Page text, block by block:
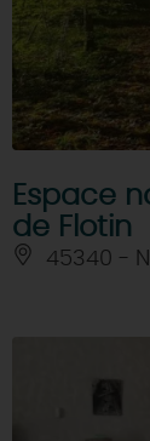
Espace
de Flotin
45340 -